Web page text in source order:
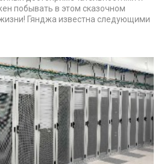
побывать в этом сказочном
Гянджа известна следующими